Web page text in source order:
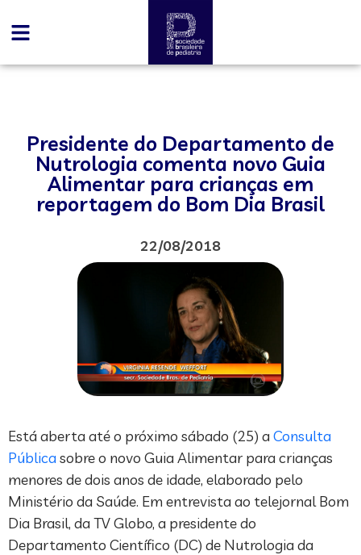
Presidente do Departamento de
Nutrologia comenta novo Guia
Alimentar para crianças em
reportagem do Bom Dia Brasil
22/08/2018
Está aberta até o próximo sábado (25) a Consulta
Pública sobre o novo Guia Alimentar para crianças
menores de dois anos de idade, elaborado pelo
Ministério da Saúde. Em entrevista ao telejornal Bom
Dia Brasil, da TV Globo, a presidente do
Departamento Científico (DC) de Nutrologia da